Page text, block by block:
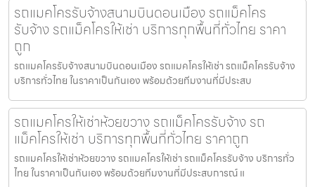
รถแมคโครรับจ้างสนามบินดอนเมือง รถแม็คโคร
รับจ้าง รถแม็คโครให้เช่า บริการทุกพื้นที่ทั่วไทย ราคา
ถูก
รถแมคโครรับจ้างสนามบินดอนเมือง รถแมคโครให้เช่า รถแม็คโครรับจ้าง
บริการทั่วไทย ในราคาเป็นกันเอง พร้อมด้วยทีมงานที่มีประสบ
รถแมคโครให้เช่าห้วยขวาง รถแม็คโครรับจ้าง รถ
แม็คโครให้เช่า บริการทุกพื้นที่ทั่วไทย ราคาถูก
รถแมคโครให้เช่าห้วยขวาง รถแมคโครให้เช่า รถแม็คโครรับจ้าง บริการทั่ว
ไทย ในราคาเป็นกันเอง พร้อมด้วยทีมงานที่มีประสบการณ์ แ